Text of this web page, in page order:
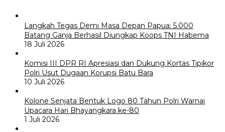
Langkah Tegas Demi Masa Depan Papua: 5.000
Batang Ganja Berhasil Diungkap Koops TNI Habema
18 Juli 2026
Komisi III DPR RI Apresiasi dan Dukung Kortas Tipikor
Polri Usut Dugaan Korupsi Batu Bara
10 Juli 2026
Kolone Senjata Bentuk Logo 80 Tahun Polri Warnai
Upacara Hari Bhayangkara ke-80
1 Juli 2026